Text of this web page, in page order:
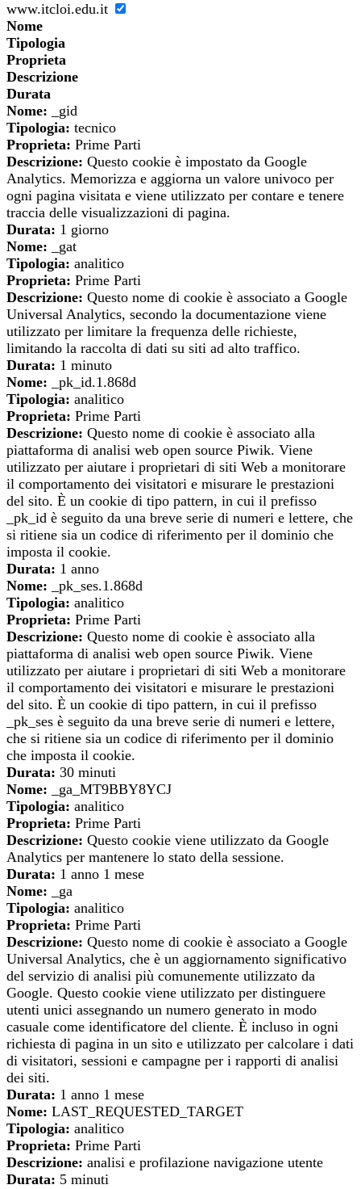
www.itcloi.edu.it
Nome
Tipologia
Proprieta
Descrizione
Durata
Nome: _gid
Tipologia: tecnico
Proprieta: Prime Parti
Descrizione: Questo cookie è impostato da Google
Analytics. Memorizza e aggiorna un valore univoco per
ogni pagina visitata e viene utilizzato per contare e tenere
traccia delle visualizzazioni di pagina.
Durata: 1 giorno
Nome: _gat
Tipologia: analitico
Proprieta: Prime Parti
Descrizione: Questo nome di cookie è associato a Google
Universal Analytics, secondo la documentazione viene
utilizzato per limitare la frequenza delle richieste,
limitando la raccolta di dati su siti ad alto traffico.
Durata: 1 minuto
Nome: _pk_id.1.868d
Tipologia: analitico
Proprieta: Prime Parti
Descrizione: Questo nome di cookie è associato alla
piattaforma di analisi web open source Piwik. Viene
utilizzato per aiutare i proprietari di siti Web a monitorare
il comportamento dei visitatori e misurare le prestazioni
del sito. È un cookie di tipo pattern, in cui il prefisso
_pk_id è seguito da una breve serie di numeri e lettere, che
si ritiene sia un codice di riferimento per il dominio che
imposta il cookie.
Durata: 1 anno
Nome: _pk_ses.1.868d
Tipologia: analitico
Proprieta: Prime Parti
Descrizione: Questo nome di cookie è associato alla
piattaforma di analisi web open source Piwik. Viene
utilizzato per aiutare i proprietari di siti Web a monitorare
il comportamento dei visitatori e misurare le prestazioni
del sito. È un cookie di tipo pattern, in cui il prefisso
_pk_ses è seguito da una breve serie di numeri e lettere,
che si ritiene sia un codice di riferimento per il dominio
che imposta il cookie.
Durata: 30 minuti
Nome: _ga_MT9BBY8YCJ
Tipologia: analitico
Proprieta: Prime Parti
Descrizione: Questo cookie viene utilizzato da Google
Analytics per mantenere lo stato della sessione.
Durata: 1 anno 1 mese
Nome: _ga
Tipologia: analitico
Proprieta: Prime Parti
Descrizione: Questo nome di cookie è associato a Google
Universal Analytics, che è un aggiornamento significativo
del servizio di analisi più comunemente utilizzato da
Google. Questo cookie viene utilizzato per distinguere
utenti unici assegnando un numero generato in modo
casuale come identificatore del cliente. È incluso in ogni
richiesta di pagina in un sito e utilizzato per calcolare i dati
di visitatori, sessioni e campagne per i rapporti di analisi
dei siti.
Durata: 1 anno 1 mese
Nome: LAST_REQUESTED_TARGET
Tipologia: analitico
Proprieta: Prime Parti
Descrizione: analisi e profilazione navigazione utente
Durata: 5 minuti